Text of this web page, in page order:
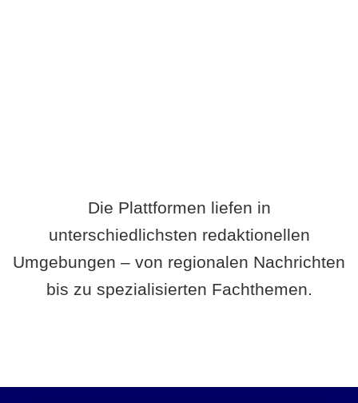
Die Plattformen liefen in
unterschiedlichsten redaktionellen
Umgebungen – von regionalen Nachrichten
bis zu spezialisierten Fachthemen.